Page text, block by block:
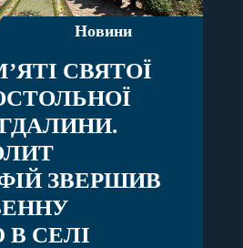
Новини
СВЯТОЇ
ЗВЕРШИВ
В СЕЛІ